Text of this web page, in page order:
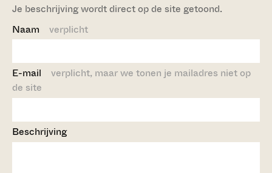
Je beschrijving wordt direct op de site getoond.
Naam verplicht
E-mail verplicht, maar we tonen je mailadres niet op
de site
Beschrijving